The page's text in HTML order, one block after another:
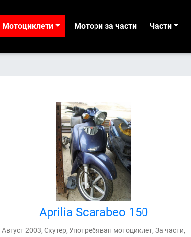
Мотоциклети Мотори за части Части
Aprilia Scarabeo 150
Август 2003, Скутер, Употребяван мотоциклет, За части,